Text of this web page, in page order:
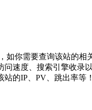
如你需要查询该站的相
速度、搜索引擎收录
的IP、PV、跳出率等！